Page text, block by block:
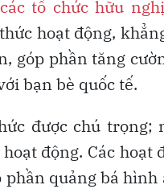
tổ chức hữu
hoạt động,
góp phần tăng
bạn bè quốc tế.
được chú
động. Các hoạt
quảng bá